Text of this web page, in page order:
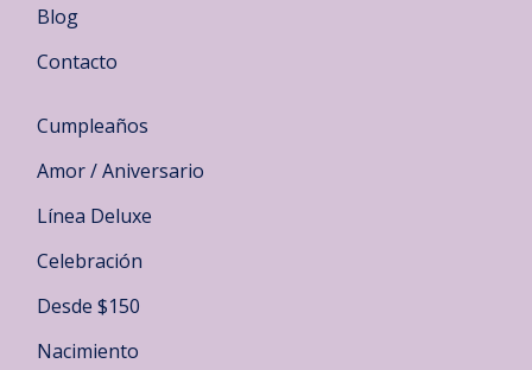
Blog
Contacto
Cumpleaños
Amor / Aniversario
Línea Deluxe
Celebración
Desde $150
Nacimiento